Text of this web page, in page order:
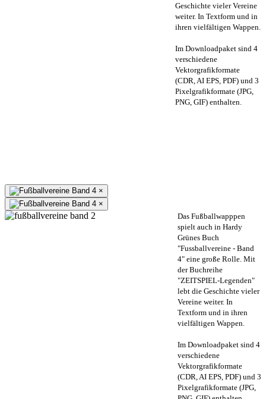
Geschichte vieler Vereine
weiter. In Textform und in
ihren vielfältigen Wappen.
Im Downloadpaket sind 4
verschiedene
Vektorgrafikformate
(CDR, AI EPS, PDF) und 3
Pixelgrafikformate (JPG,
PNG, GIF) enthalten.
×
×
Das Fußballwapppen
spielt auch in Hardy
Grünes Buch
"Fussballvereine - Band
4" eine große Rolle. Mit
der Buchreihe
"ZEITSPIEL-Legenden"
lebt die Geschichte vieler
Vereine weiter. In
Textform und in ihren
vielfältigen Wappen.
Im Downloadpaket sind 4
verschiedene
Vektorgrafikformate
(CDR, AI EPS, PDF) und 3
Pixelgrafikformate (JPG,